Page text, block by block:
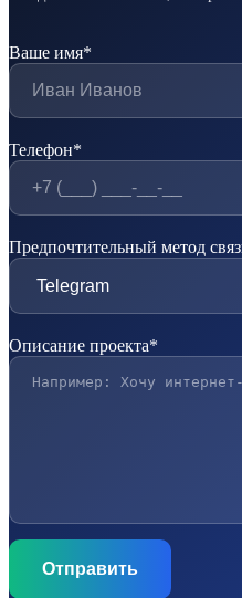
Ваше имя*
Телефон*
Предпочтительный метод
Описание проекта*